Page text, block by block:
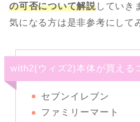
の可否について解説していき
気になる方は是非参考にして
with2(ウィズ2)本体が買える
セブンイレブン
ファミリーマート